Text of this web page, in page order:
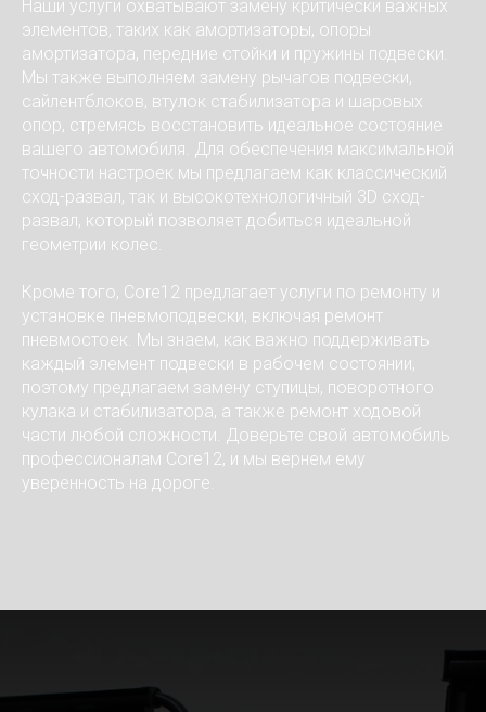
Наши услуги охватывают замену критически важных
элементов, таких как амортизаторы, опоры
амортизатора, передние стойки и пружины подвески.
Мы также выполняем замену рычагов подвески,
сайлентблоков, втулок стабилизатора и шаровых
опор, стремясь восстановить идеальное состояние
вашего автомобиля. Для обеспечения максимальной
точности настроек мы предлагаем как классический
сход-развал, так и высокотехнологичный 3D сход-
развал, который позволяет добиться идеальной
геометрии колес.
Кроме того, Core12 предлагает услуги по ремонту и
установке пневмоподвески, включая ремонт
пневмостоек. Мы знаем, как важно поддерживать
каждый элемент подвески в рабочем состоянии,
поэтому предлагаем замену ступицы, поворотного
кулака и стабилизатора, а также ремонт ходовой
части любой сложности. Доверьте свой автомобиль
профессионалам Core12, и мы вернем ему
уверенность на дороге.